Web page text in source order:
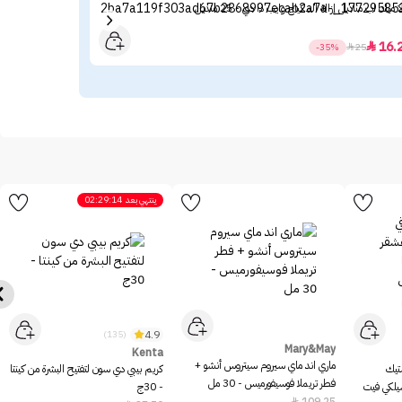
ميك اب مناديل إزالة المكياج وايب ذا دي - 25 منديل

25

-35%
فيت
Mary&May
ماري اند ماي سيروم سيتروس أنشو +
فطر تريملا فوسيفورميس - 30 مل
ينتهي بعد 02:29:14
4.9
(135)
Kenta
كريم بيبي دي سون لتفتيح البشرة من كينتا
- 30ج